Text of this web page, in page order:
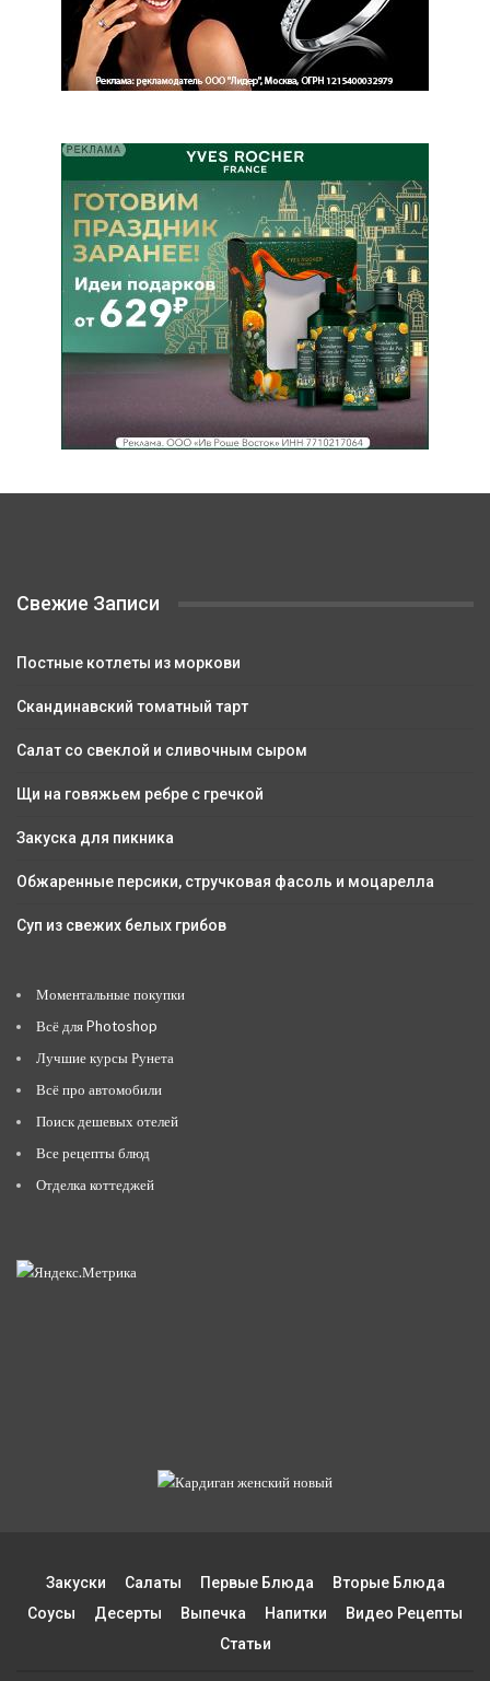
Свежие Записи
Постные котлеты из моркови
Скандинавский томатный тарт
Салат со свеклой и сливочным сыром
Щи на говяжьем ребре с гречкой
Закуска для пикника
Обжаренные персики, стручковая фасоль и моцарелла
Суп из свежих белых грибов
Моментальные покупки
Всё для Photoshop
Лучшие курсы Рунета
Всё про автомобили
Поиск дешевых отелей
Все рецепты блюд
Отделка коттеджей
Закуски Салаты Первые Блюда
Вторые Блюда
Соусы
Десерты Выпечка Напитки
Видео Рецепты
Статьи